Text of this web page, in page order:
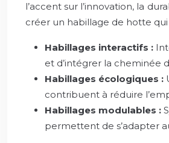
l’accent sur l’innovation, la
créer un habillage de hotte
Habillages interactifs :
et d’intégrer la cheminée
Habillages écologiques :
contribuent à réduire
Habillages modulables :
permettent de s’adapter